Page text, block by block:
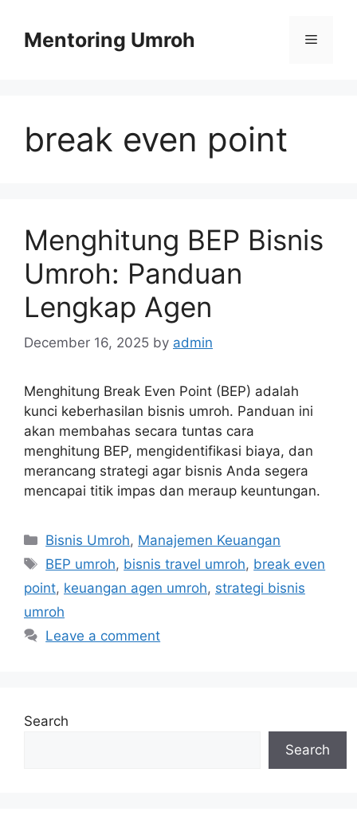
contentMentoring Umroh Menu
break even point
Menghitung BEP Bisnis
Umroh: Panduan
Lengkap Agen
December 16, 2025 by admin
Menghitung Break Even Point (BEP) adalah
kunci keberhasilan bisnis umroh. Panduan ini
akan membahas secara tuntas cara
menghitung BEP, mengidentifikasi biaya, dan
merancang strategi agar bisnis Anda segera
mencapai titik impas dan meraup keuntungan.
Categories
Bisnis Umroh, Manajemen Keuangan
Tags
BEP umroh, bisnis travel umroh, break even
point, keuangan agen umroh, strategi bisnis
umroh
Leave a comment
Search
Search